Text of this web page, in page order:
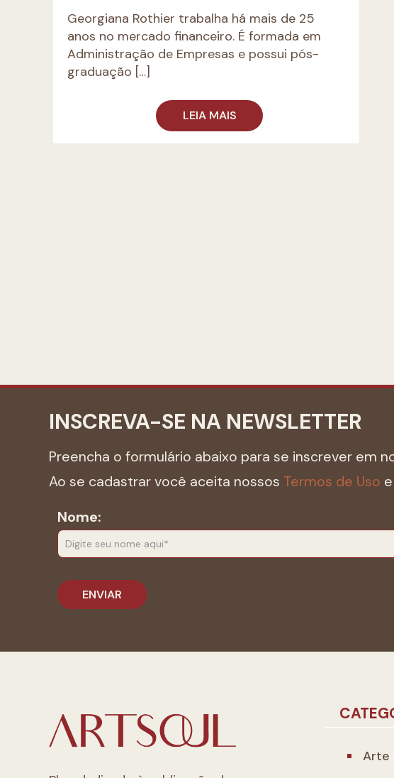
Georgiana Rothier trabalha há mais de 25
anos no mercado financeiro. É formada em
Administração de Empresas e possui pós-
graduação […]
LEIA MAIS
INSCREVA-SE NA NEWSLETTER
Preencha o formulário abaixo para se inscrever em
Ao se cadastrar você aceita nossos Termos de Uso e
Nome:
Arte